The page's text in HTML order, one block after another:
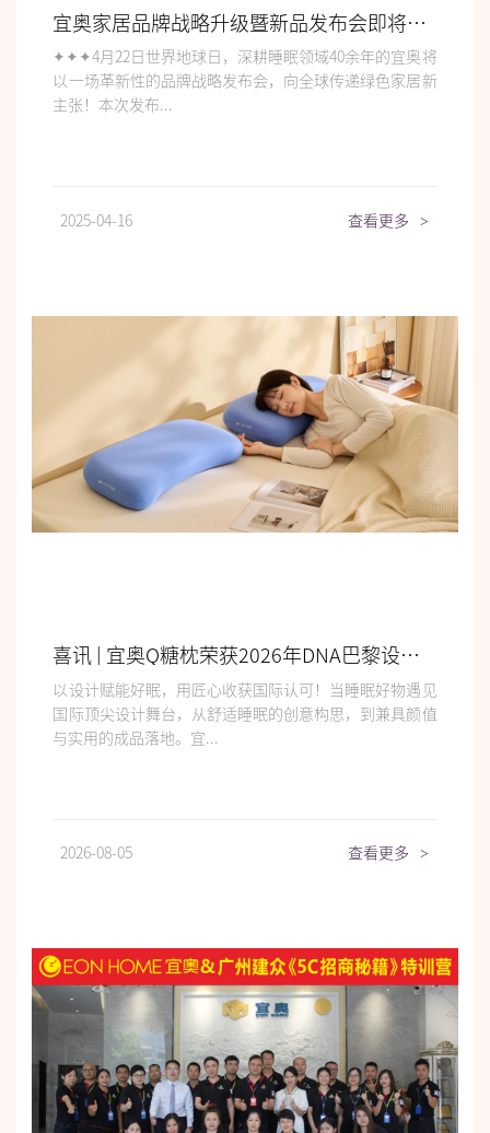
宜奥家居品牌战略升级暨新品发布会即将启幕
✦✦✦4月22日世界地球日，深耕睡眠领域40余年的宜奥将
以一场革新性的品牌战略发布会，向全球传递绿色家居新
主张！本次发布...
2025-04-16 查看更多 >
喜讯 | 宜奥Q糖枕荣获2026年DNA巴黎设计奖
以设计赋能好眠，用匠心收获国际认可！当睡眠好物遇见
国际顶尖设计舞台，从舒适睡眠的创意构思，到兼具颜值
与实用的成品落地。宜...
2026-08-05 查看更多 >